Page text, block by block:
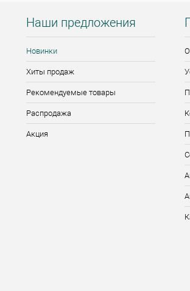
Наши предложения
Новинки
Хиты продаж
Рекомендуемые товары
Распродажа
Акция